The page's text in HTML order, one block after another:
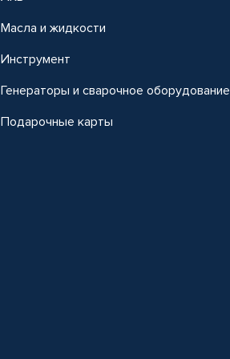
Масла и жидкости
Инструмент
Генераторы и сварочное оборудование
Подарочные карты